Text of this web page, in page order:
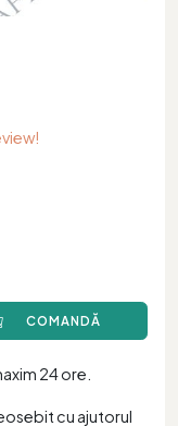
COMANDĂ
24 ore.
cu ajutorul